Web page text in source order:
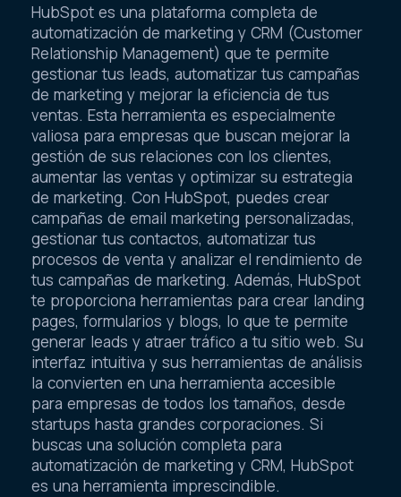
HubSpot es una plataforma completa de
automatización de marketing y CRM (Customer
Relationship Management) que te permite
gestionar tus leads, automatizar tus campañas
de marketing y mejorar la eficiencia de tus
ventas. Esta herramienta es especialmente
valiosa para empresas que buscan mejorar la
gestión de sus relaciones con los clientes,
aumentar las ventas y optimizar su estrategia
de marketing. Con HubSpot, puedes crear
campañas de email marketing personalizadas,
gestionar tus contactos, automatizar tus
procesos de venta y analizar el rendimiento de
tus campañas de marketing. Además, HubSpot
te proporciona herramientas para crear landing
pages, formularios y blogs, lo que te permite
generar leads y atraer tráfico a tu sitio web. Su
interfaz intuitiva y sus herramientas de análisis
la convierten en una herramienta accesible
para empresas de todos los tamaños, desde
startups hasta grandes corporaciones. Si
buscas una solución completa para
automatización de marketing y CRM, HubSpot
es una herramienta imprescindible.